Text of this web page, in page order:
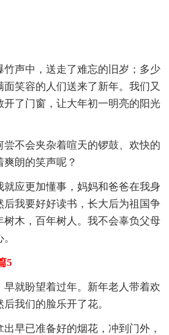
竹声中，送走了难忘的旧岁；多少
笑容的人们送来了新年。我们又
了门窗，让大年初一明亮的阳光
尝不会夹杂着喧天的锣鼓、欢快的
朗的笑声呢？
就应更加懂事，妈妈和爸爸在我身
后我要好好读书，长大后为祖国争
木，百年树人。我不会辜负父母
5
早就盼望着过年。新年老人带着欢
我们的脸乐开了花。
早已准备好的烟花，冲到门外，